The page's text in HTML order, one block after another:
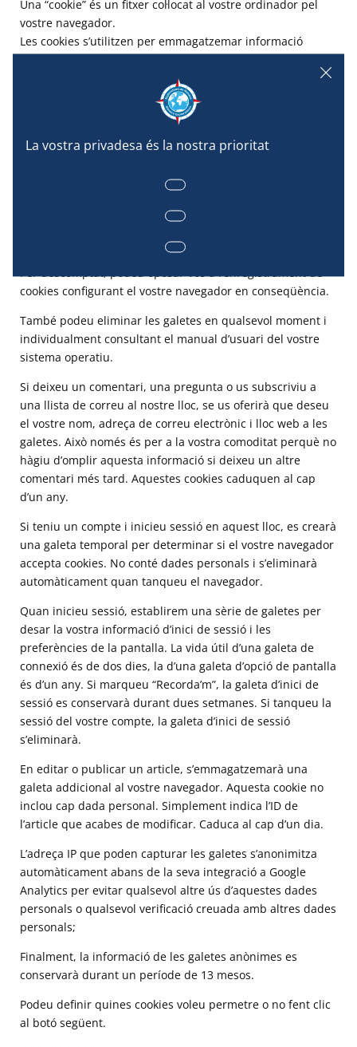
Una “cookie” és un fitxer col·locat al vostre ordinador pel
vostre navegador.
Les cookies s’utilitzen per emmagatzemar informació
permanent o temporal.
Aquí teniu la informació que s’emmagatzema a la galeta
publicada al vostre ordinador:
• Identificació general d’usuari, número únic utilitzat per
a l’ordinador on es troba la galeta
• La data de l’última actualització
• Especificacions http: es refereix al vostre model de
sistema operatiu i navegador.
Per descomptat, podeu oposar-vos a l’enregistrament de
cookies configurant el vostre navegador en conseqüència.
També podeu eliminar les galetes en qualsevol moment i
individualment consultant el manual d’usuari del vostre
sistema operatiu.
Si deixeu un comentari, una pregunta o us subscriviu a
una llista de correu al nostre lloc, se us oferirà que deseu
el vostre nom, adreça de correu electrònic i lloc web a les
galetes. Això només és per a la vostra comoditat perquè no
hàgiu d’omplir aquesta informació si deixeu un altre
comentari més tard. Aquestes cookies caduquen al cap
d’un any.
Si teniu un compte i inicieu sessió en aquest lloc, es crearà
una galeta temporal per determinar si el vostre navegador
accepta cookies. No conté dades personals i s’eliminarà
automàticament quan tanqueu el navegador.
Quan inicieu sessió, establirem una sèrie de galetes per
desar la vostra informació d’inici de sessió i les
preferències de la pantalla. La vida útil d’una galeta de
connexió és de dos dies, la d’una galeta d’opció de pantalla
és d’un any. Si marqueu “Recorda’m”, la galeta d’inici de
sessió es conservarà durant dues setmanes. Si tanqueu la
sessió del vostre compte, la galeta d’inici de sessió
s’eliminarà.
En editar o publicar un article, s’emmagatzemarà una
galeta addicional al vostre navegador. Aquesta cookie no
inclou cap dada personal. Simplement indica l’ID de
l’article que acabes de modificar. Caduca al cap d’un dia.
L’adreça IP que poden capturar les galetes s’anonimitza
automàticament abans de la seva integració a Google
Analytics per evitar qualsevol altre ús d’aquestes dades
personals o qualsevol verificació creuada amb altres dades
personals;
Finalment, la informació de les galetes anònimes es
conservarà durant un període de 13 mesos.
Podeu definir quines cookies voleu permetre o no fent clic
al botó següent.